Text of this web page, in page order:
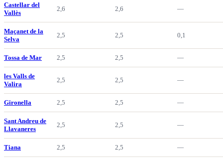
Castellar del
Vallès
2,6 2,6 —
Maçanet de la
Selva
2,5 2,5 0,1
Tossa de Mar 2,5 2,5 —
les Valls de
Valira
2,5 2,5 —
Gironella 2,5 2,5 —
Sant Andreu de
Llavaneres
2,5 2,5 —
Tiana 2,5 2,5 —